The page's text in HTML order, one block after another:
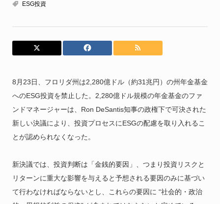
ESG投資
8月23日、フロリダ州は2,280億ドル（約31兆円）の州年金基金
へのESG投資を禁止した。2,280億ドル規模の年金基金のファ
ンドマネージャーは、Ron DeSantis知事の政権下で可決された
新しい決議により、投資プロセスにESGの配慮を取り入れるこ
とが認められなくなった。
新決議では、投資判断は「金銭的要因」、つまり投資リスクと
リターンに重大な影響を与えると予想される要因のみに基づい
て行わなければならないとし、これらの要因に “社会的・政治